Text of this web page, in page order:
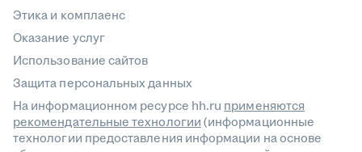
Этика и комплаенс
Оказание услуг
Использование сайтов
Защита персональных данных
На информационном ресурсе hh.ru применяются
рекомендательные технологии(информационные
технологии предоставления информации на основе